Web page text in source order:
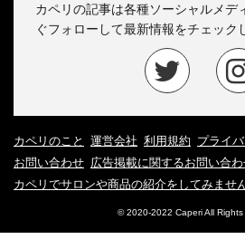
カペリの記事は各種ソーシャルメデ
ぐフォローして最新情報をチェック
カペリのこと 運営会社 利用規約 プライ
お問い合わせ 広告掲載に関するお問い合
カペリでサロンや商品の紹介をしてみませ
© 2020-2022 Caperi All Rights